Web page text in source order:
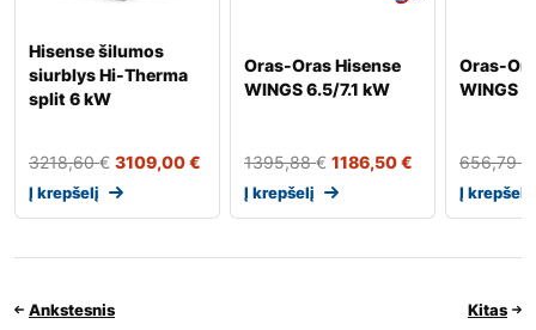
Hisense šilumos
siurblys Hi-Therma
split 6 kW
3218,60€ 3109,00€
Į krepšelį
Oras-Oras Hisense
WINGS 6.5/7.1 kW
1395,88€ 1186,50€
Į krepšelį
Oras-
WINGS
656,79
Į krepšelį
Ankstesnis Kitas